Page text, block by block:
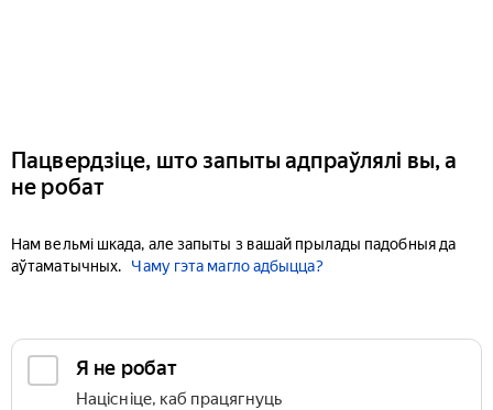
Пацвердзіце, што запыты адпраўлялі вы, а
не робат
Нам вельмі шкада, але запыты з вашай прылады падобныя да
аўтаматычных.
Чаму гэта магло адбыцца?
Я не робат
Націсніце, каб працягнуць